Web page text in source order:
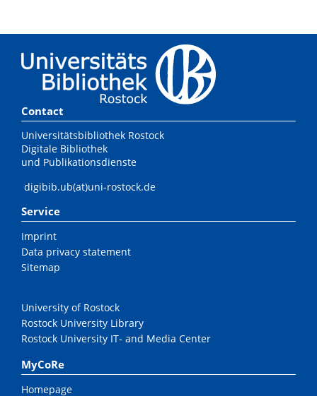
Contact
Universitätsbibliothek Rostock
Digitale Bibliothek
und Publikationsdienste
digibib.ub(at)uni-rostock.de
Service
Imprint
Data privacy statement
Sitemap
University of Rostock
Rostock University Library
Rostock University IT- and Media Center
MyCoRe
Homepage